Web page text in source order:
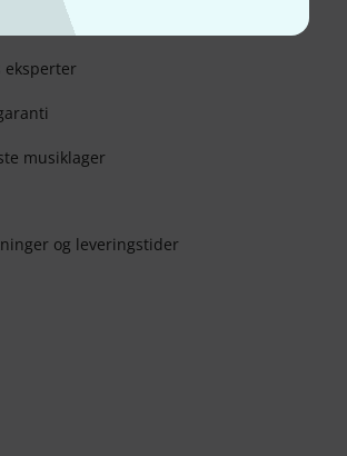
eksperter
musiklager
og leveringstider